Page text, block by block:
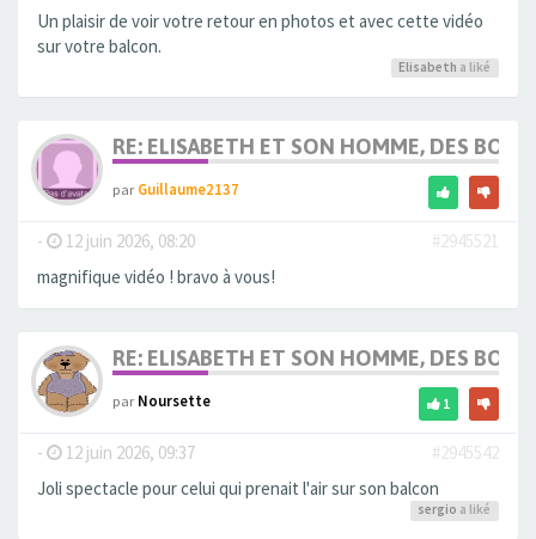
Un plaisir de voir votre retour en photos et avec cette vidéo
sur votre balcon.
Elisabeth a liké
RE: ELISABETH ET SON HOMME, DES
parGuillaume2137
- 12 juin 2026, 08:20
#2945521
magnifique vidéo ! bravo à vous!
RE: ELISABETH ET SON HOMME, DES
parNoursette 1
- 12 juin 2026, 09:37
#2945542
Joli spectacle pour celui qui prenait l'air sur son balcon
sergio a liké